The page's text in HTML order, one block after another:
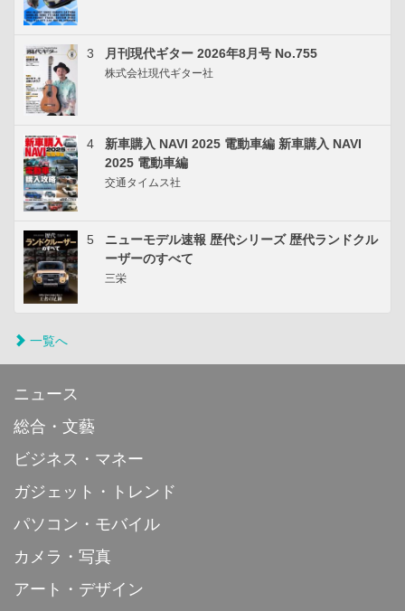
3 月刊現代ギター 2026年8月号 No.755
株式会社現代ギター社
4
新車購入 NAVI 2025 電動車編 新車購入 NAVI
2025 電動車編
交通タイムス社
5
ニューモデル速報 歴代シリーズ 歴代ランドクル
ーザーのすべて
三栄
一覧へ
ニュース
総合・文藝
ビジネス・マネー
ガジェット・トレンド
パソコン・モバイル
カメラ・写真
アート・デザイン